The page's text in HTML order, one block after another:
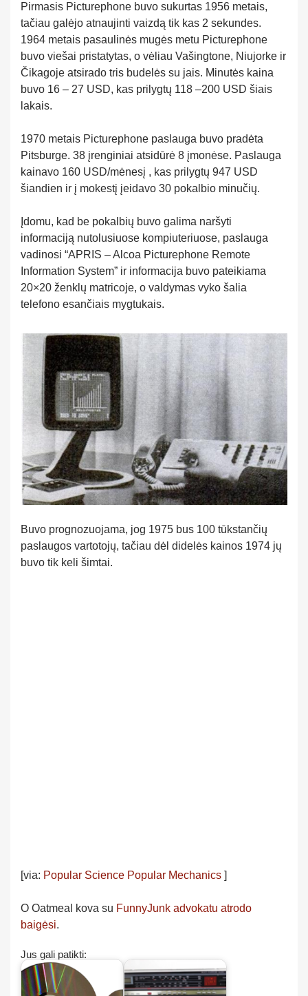
Pirmasis Picturephone buvo sukurtas 1956 metais,
tačiau galėjo atnaujinti vaizdą tik kas 2 sekundes.
1964 metais pasaulinės mugės metu Picturephone
buvo viešai pristatytas, o vėliau Vašingtone, Niujorke ir
Čikagoje atsirado tris budelės su jais. Minutės kaina
buvo 16 – 27 USD, kas prilygtų 118 –200 USD šiais
lakais.
1970 metais Picturephone paslauga buvo pradėta
Pitsburge. 38 įrenginiai atsidūrė 8 įmonėse. Paslauga
kainavo 160 USD/mėnesį , kas prilygtų 947 USD
šiandien ir į mokestį įeidavo 30 pokalbio minučių.
Įdomu, kad be pokalbių buvo galima naršyti
informaciją nutolusiuose kompiuteriuose, paslauga
vadinosi “APRIS – Alcoa Picturephone Remote
Information System” ir informacija buvo pateikiama
20×20 ženklų matricoje, o valdymas vyko šalia
telefono esančiais mygtukais.
Buvo prognozuojama, jog 1975 bus 100 tūkstančių
paslaugos vartotojų, tačiau dėl didelės kainos 1974 jų
buvo tik keli šimtai.
[via: Popular Science Popular Mechanics ]
O Oatmeal kova su FunnyJunk advokatu atrodo
baigėsi.
Jus gali patikti: